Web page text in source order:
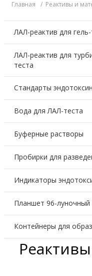
Главная Реактивы и
ЛАЛ-реактив для
ЛАЛ-реактив для
теста
Стандарты
Вода для ЛАЛ-теста
Буферные растворы
Пробирки для
Индикаторы
Планшет 96-луночный
Контейнеры для